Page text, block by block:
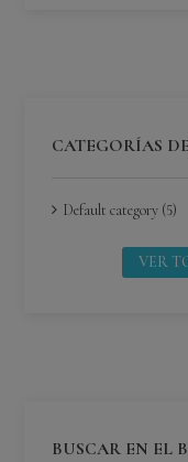
CATEGORÍAS
Default category (5)
VER
BUSCAR EN EL